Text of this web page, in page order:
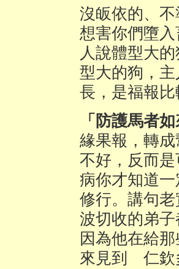
沒皈依的、
想害你們墮
人說體型大
型大的狗，
長，是福報
「防護馬者
緣果報，轉
不好，反而
病你才知道
修行。講句
波切收的弟
因為他在給
來見到 仁欽